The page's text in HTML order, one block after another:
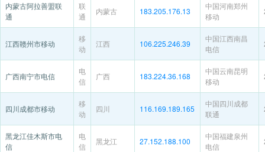
内蒙古阿拉善盟联
通
联
通
内蒙古 183.205.176.13
中国河南郑州
移动
江西赣州市移动
移
动
江西 106.225.246.39
中国江西南昌
电信
广西南宁市电信
电
信
广西 183.224.36.168
中国云南昆明
移动
四川成都市移动
移
动
四川 116.169.189.165
中国四川成都
联通
黑龙江佳木斯市电
信
电
信
黑龙江 27.152.188.100
中国福建泉州
电信